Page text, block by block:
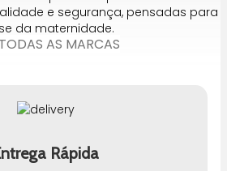
e segurança, pensadas para
da maternidade.
AS MARCAS
Rápida